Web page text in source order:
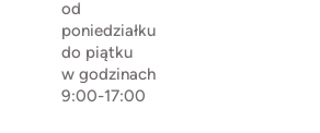
od
poniedziałku
do piątku
w godzinach
9:00-17:00